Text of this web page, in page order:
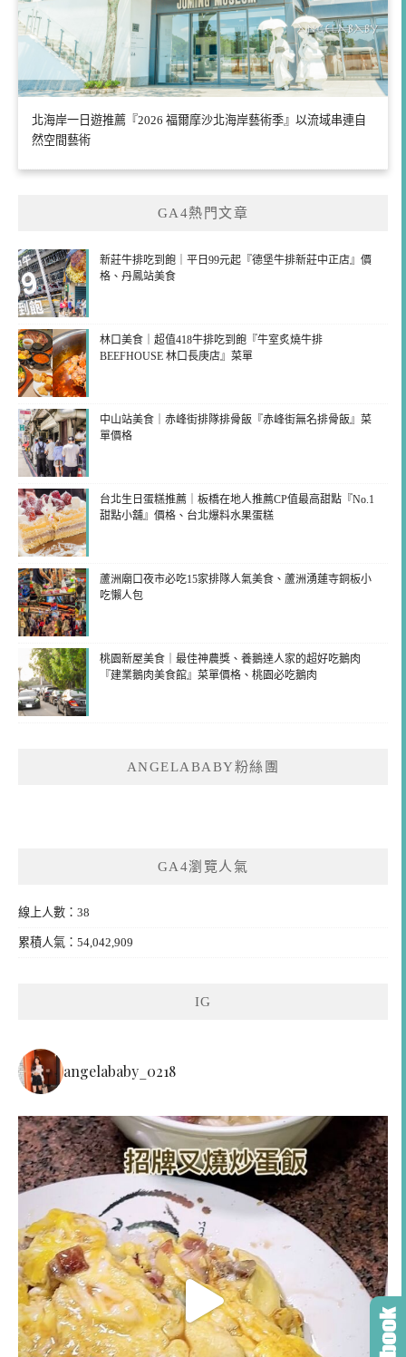
北海岸一日遊推薦『2026 福爾摩沙北海岸藝術季』以流域串連自
然空間藝術
GA4熱門文章
新莊牛排吃到飽｜平日99元起『德堡牛排新莊中正店』價
格、丹鳳站美食
林口美食｜超值418牛排吃到飽『牛室炙燒牛排
BEEFHOUSE 林口長庚店』菜單
中山站美食｜赤峰街排隊排骨飯『赤峰街無名排骨飯』菜
單價格
台北生日蛋糕推薦｜板橋在地人推薦CP值最高甜點『No.1
甜點小舖』價格、台北爆料水果蛋糕
蘆洲廟口夜市必吃15家排隊人氣美食、蘆洲湧蓮寺銅板小
吃懶人包
桃園新屋美食｜最佳神農獎、養鵝達人家的超好吃鵝肉
『建業鵝肉美食館』菜單價格、桃園必吃鵝肉
ANGELABABY粉絲團
GA4瀏覽人氣
線上人數：38
累積人氣：54,042,909
IG
angelababy_0218